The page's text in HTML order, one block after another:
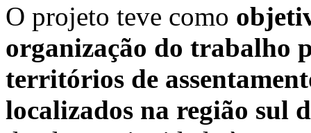
O projeto teve como
organização do trabalho
territórios de
localizados na região sul